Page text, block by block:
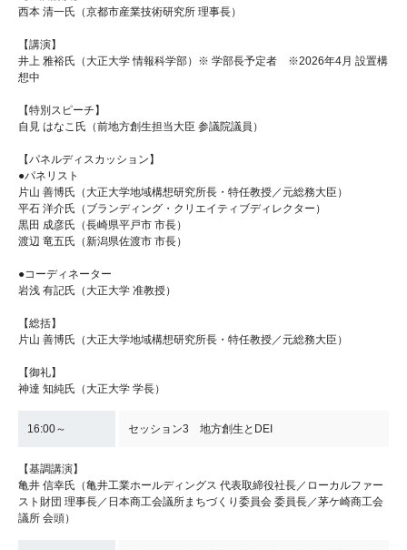
西本 清一氏（京都市産業技術研究所 理事長）
【講演】
井上 雅裕氏（大正大学 情報科学部）※ 学部長予定者 ※2026年4月 設置構
想中
【特別スピーチ】
自見 はなこ氏（前地方創生担当大臣 参議院議員）
【パネルディスカッション】
●パネリスト
片山 善博氏（大正大学地域構想研究所長・特任教授／元総務大臣）
平石 洋介氏（ブランディング・クリエイティブディレクター）
黒田 成彦氏（長崎県平戸市 市長）
渡辺 竜五氏（新潟県佐渡市 市長）
●コーディネーター
岩浅 有記氏（大正大学 准教授）
【総括】
片山 善博氏（大正大学地域構想研究所長・特任教授／元総務大臣）
【御礼】
神達 知純氏（大正大学 学長）
16:00～ セッション3 地方創生とDEI
【基調講演】
亀井 信幸氏（亀井工業ホールディングス 代表取締役社長／ローカルファー
スト財団 理事長／日本商工会議所まちづくり委員会 委員長／茅ケ崎商工会
議所 会頭）